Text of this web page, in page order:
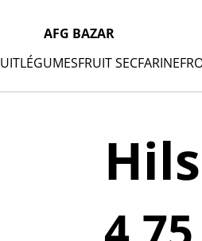
AFG BAZAR
LÉGUMESFRUIT SECFARINE